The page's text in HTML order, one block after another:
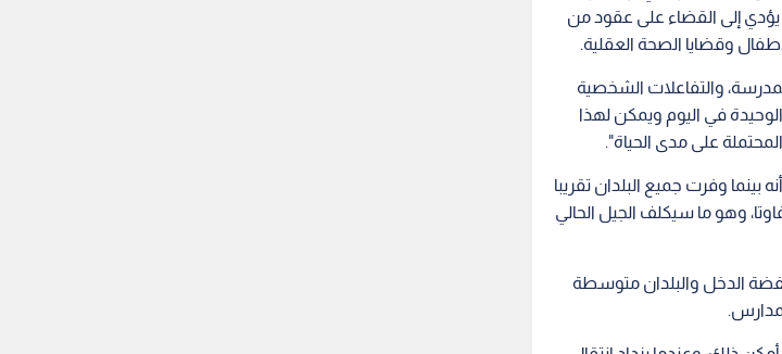
يؤدي إلى القضاء على عقود من
وقضايا الصحة العقلية.
والتفاعلات الشخصية
في اليوم ويمكن لهذا
بينما وفرت جميع البلدان تقريبا
وهو ما سيكلف الجيل الحالي
الدخل والبلدان متوسطة